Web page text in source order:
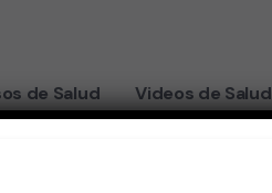
de Salud Videos de Salud